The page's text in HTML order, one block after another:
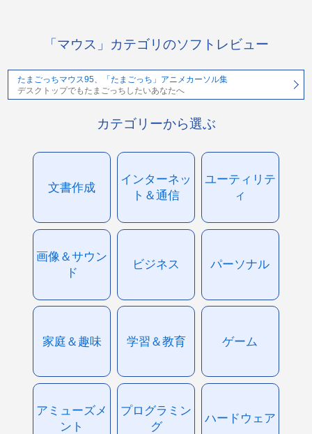
「マウス」カテゴリのソフトレビュー
たまごっちマウス95、「たまごっち」アニメカーソル集
デスクトップでもたまごっちしたいあなたへ
カテゴリーから選ぶ
文書作成
インターネッ
ト＆通信
ユーティリテ
ィ
画像＆サウン
ド
ビジネス パーソナル
家庭＆趣味 学習＆教育 ゲーム
アミューズメ
ント
プログラミン
グ
ハードウェア